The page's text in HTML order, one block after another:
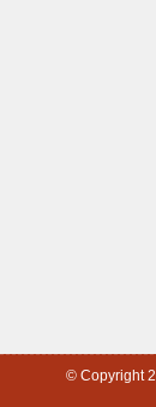
© Copyright